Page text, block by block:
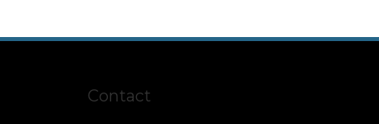
Contact